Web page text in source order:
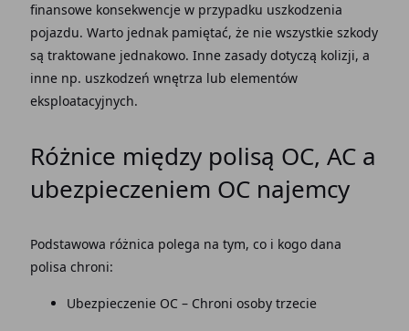
finansowe konsekwencje w przypadku uszkodzenia
pojazdu. Warto jednak pamiętać, że nie wszystkie szkody
są traktowane jednakowo. Inne zasady dotyczą kolizji, a
inne np. uszkodzeń wnętrza lub elementów
eksploatacyjnych.
Różnice między polisą OC, AC a
ubezpieczeniem OC najemcy
Podstawowa różnica polega na tym, co i kogo dana
polisa chroni:
Ubezpieczenie OC– Chroni osoby trzecie